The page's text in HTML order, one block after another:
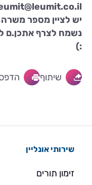
יש לציין מספר משרה 5437 בכותרת המייל.
נשמח לצרף אתכן.ם
:)
שיתוף
שירותי אונליין
זימון תורים